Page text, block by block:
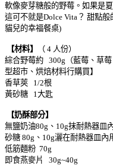
軟像麥芽糖般的野莓。如果是
這可不就是Dolce Vita？ 甜點
貓兒的幸福餐桌)
【材料】
（ 4 人份）
綜合野莓約 300g（藍莓、草
型超市、烘焙材料行購買】
香草莢 1/2根
黃砂糖 1大匙
【奶酥部分】
無鹽奶油80g、10g抹耐熱器皿
砂糖 80g、10g灑在耐熱器皿內
低筋麵粉 70g
即食燕麥片 30g~40g